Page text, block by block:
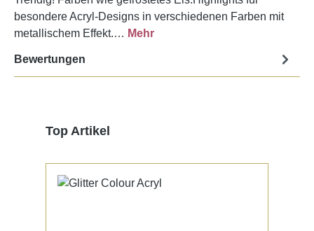
besondere Acryl-Designs in verschiedenen Farben mit
metallischem Effekt.… Mehr
Bewertungen
Produktgalerie überspringen
Top Artikel